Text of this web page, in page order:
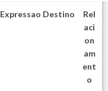
Expressao Destino
Rel
aci
on
am
ent
o